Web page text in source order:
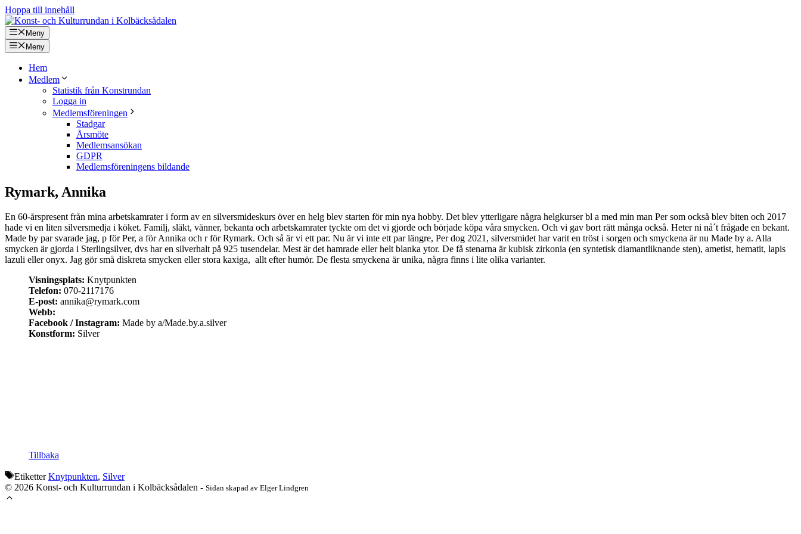
Hoppa till innehåll
Meny
Meny
Hem
Medlem
Statistik från Konstrundan
Logga in
Medlemsföreningen
Stadgar
Årsmöte
Medlemsansökan
GDPR
Medlemsföreningens bildande
Rymark, Annika
En 60-årspresent från mina arbetskamrater i form av en silversmideskurs över en helg blev starten för min nya hobby. Det blev ytterligare några helgkurser bl a med min man Per som också blev biten och 2017
hade vi en liten silversmedja i köket. Familj, släkt, vänner, bekanta och arbetskamrater tyckte om det vi gjorde och började köpa våra smycken. Och vi gav bort rätt många också. Heter ni nå´t frågade en bekant.
Made by par svarade jag, p för Per, a för Annika och r för Rymark. Och så är vi ett par. Nu är vi inte ett par längre, Per dog 2021, silversmidet har varit en tröst i sorgen och smyckena är nu Made by a. Alla
smycken är gjorda i Sterlingsilver, dvs har en silverhalt på 925 tusendelar. Mest är det hamrade eller helt blanka ytor. De få stenarna är kubisk zirkonia (en syntetisk diamantliknande sten), ametist, hematit, lapis
lazuli eller onyx. Jag gör små diskreta smycken eller stora kaxiga, allt efter humör. De flesta smyckena är unika, några finns i lite olika varianter.
Visningsplats: Knytpunkten
Telefon: 070-2117176
E-post: annika@rymark.com
Webb:
Facebook / Instagram: Made by a/Made.by.a.silver
Konstform: Silver
Tillbaka
EtiketterKnytpunkten, Silver
© 2026 Konst- och Kulturrundan i Kolbäcksådalen - Sidan skapad av Elger Lindgren